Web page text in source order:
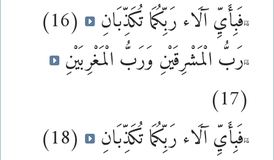
فَبِأَيِّ آلَاء رَبِّكُمَا تُكَذِّبَانِ
(16)
رَبُّ الْمَشْرِقَيْنِ وَرَبُّ الْمَغْرِبَيْنِ
(17)
فَبِأَيِّ آلَاء رَبِّكُمَا تُكَذِّبَانِ
(18)